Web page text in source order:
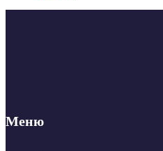
Меню